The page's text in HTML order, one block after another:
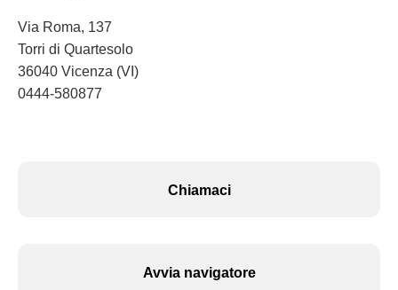
Via Roma, 137
Torri di Quartesolo
36040 Vicenza (VI)
0444-580877
Chiamaci
Avvia navigatore